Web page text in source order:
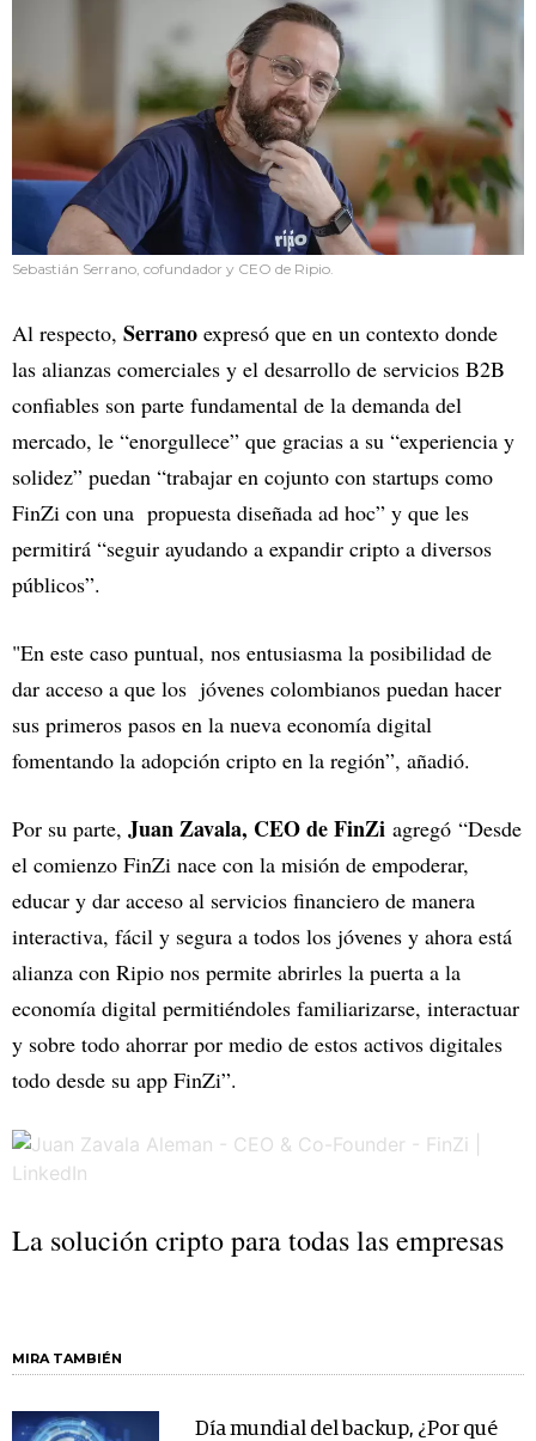
Sebastián Serrano, cofundador y CEO de Ripio.
Al respecto, Serrano expresó que en un contexto donde
las alianzas comerciales y el desarrollo de servicios B2B
confiables son parte fundamental de la demanda del
mercado, le “enorgullece” que gracias a su “experiencia y
solidez” puedan “trabajar en cojunto con startups como
FinZi con una propuesta diseñada ad hoc” y que les
permitirá “seguir ayudando a expandir cripto a diversos
públicos”.
"En este caso puntual, nos entusiasma la posibilidad de
dar acceso a que los jóvenes colombianos puedan hacer
sus primeros pasos en la nueva economía digital
fomentando la adopción cripto en la región”, añadió.
Por su parte, Juan Zavala, CEO de FinZi agregó “Desde
el comienzo FinZi nace con la misión de empoderar,
educar y dar acceso al servicios financiero de manera
interactiva, fácil y segura a todos los jóvenes y ahora está
alianza con Ripio nos permite abrirles la puerta a la
economía digital permitiéndoles familiarizarse, interactuar
y sobre todo ahorrar por medio de estos activos digitales
todo desde su app FinZi”.
La solución cripto para todas las empresas
MIRA TAMBIÉN
Día mundial del backup, ¿Por qué